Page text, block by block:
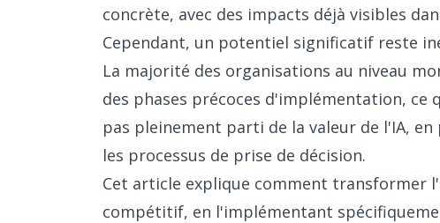
concrète, avec des impacts déjà visibles
Cependant, un potentiel significatif reste
La majorité des organisations au niveau
des phases précoces d'implémentation, ce
pas pleinement parti de la valeur de l'IA,
les processus de prise de décision.
Cet article explique comment transformer
compétitif, en l'implémentant